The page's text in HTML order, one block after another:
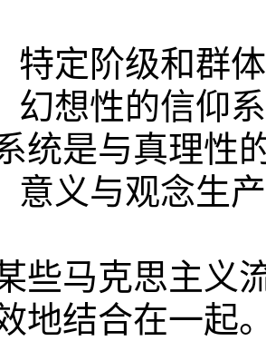
定阶级和群体
想性的信仰系
统是与真理性
义与观念生产
马克思主义流
地结合在一起